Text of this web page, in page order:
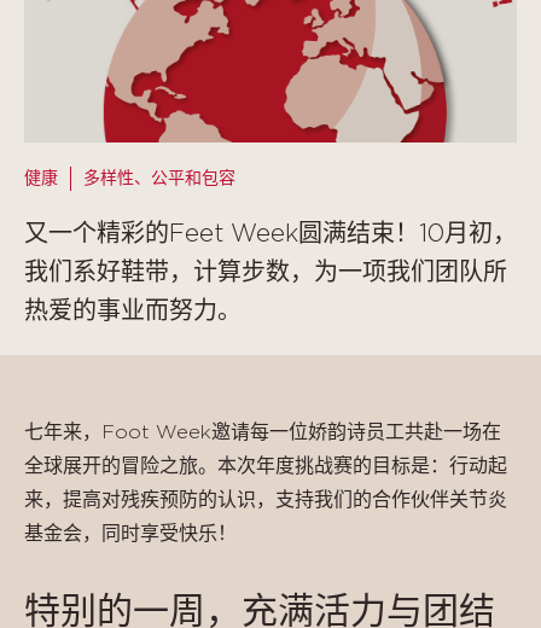
健康 多样性、公平和包容
又一个精彩的Feet Week圆满结束！10月初，
我们系好鞋带，计算步数，为一项我们团队所
热爱的事业而努力。
七年来，Foot Week邀请每一位娇韵诗员工共赴一场在
全球展开的冒险之旅。本次年度挑战赛的目标是：行动起
来，提高对残疾预防的认识，支持我们的合作伙伴关节炎
基金会，同时享受快乐！
特别的一周，充满活力与团结